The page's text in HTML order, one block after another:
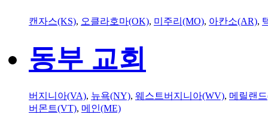
캔자스(KS), 오클라호마(OK), 미주리(MO), 아칸소(AR),
동부 교회
버지니아(VA), 뉴욕(NY), 웨스트버지니아(WV), 메릴랜
버몬트(VT), 메인(ME)